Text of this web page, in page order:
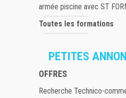
armée piscine avec ST
Toutes les formations
PETITES
OFFRES
Recherche Technico-